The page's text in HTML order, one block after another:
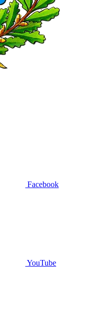
Facebook
YouTube